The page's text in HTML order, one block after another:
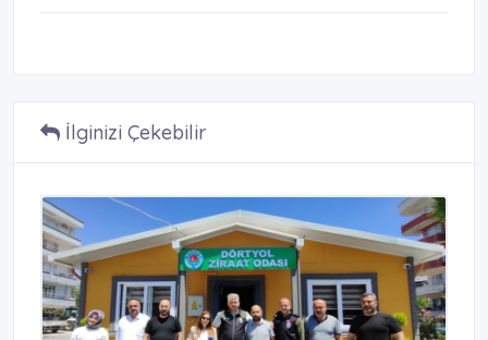
İlginizi Çekebilir